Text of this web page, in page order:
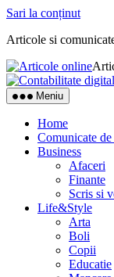
Sari la conținut
Articole si
Meniu
Home
Comunicate de
Business
Afaceri
Finante
Scris si
Life&Style
Arta
Boli
Copii
Educatie